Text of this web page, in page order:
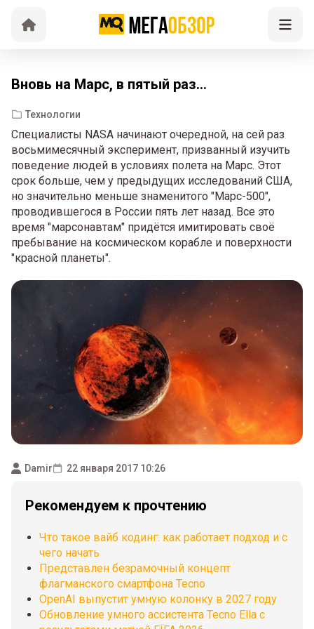
Вновь на Марс, в пятый раз...
Технологии
Специалисты NASA начинают очередной, на сей раз
восьмимесячный эксперимент, призванный изучить
поведение людей в условиях полета на Марс. Этот
срок больше, чем у предыдущих исследований США,
но значительно меньше знаменитого "Марс-500",
проводившегося в России пять лет назад. Все это
время "марсонавтам" придётся имитировать своё
пребывание на космическом корабле и поверхности
"красной планеты".
Damir 22 января 2017 10:26
Рекомендуем к прочтению
Что такое вайб кодинг: как работает подход и с
чего начать
Представлен безрамочный концепт
флагманского смартфона Tecno
OpenAI выпустит умную колонку в 2027 году
Обновление умного ассистента Tecno Ella с